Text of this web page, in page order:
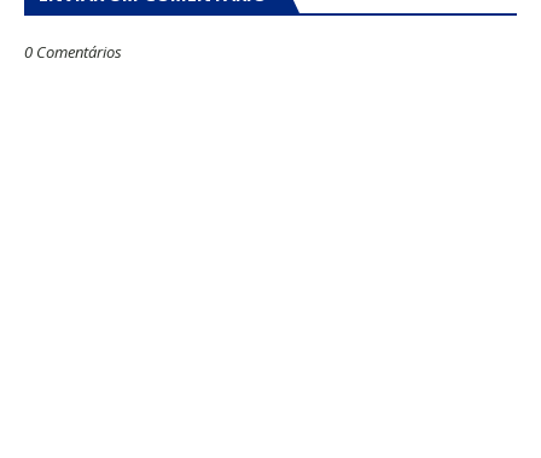
0 Comentários